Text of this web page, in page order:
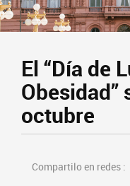
El “Día de
Obesidad”
octubre
Compartilo en redes :